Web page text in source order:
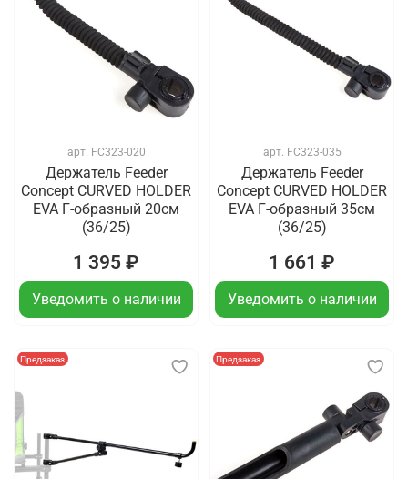
арт. FC323-020
Держатель Feeder
Concept CURVED HOLDER
EVA Г-образный 20см
(36/25)
1 395 ₽
Уведомить о наличии
арт. FC323-035
Держатель Feeder
Concept CURVED HOLDER
EVA Г-образный 35см
(36/25)
1 661 ₽
Уведомить о наличии
Предзаказ Предзаказ